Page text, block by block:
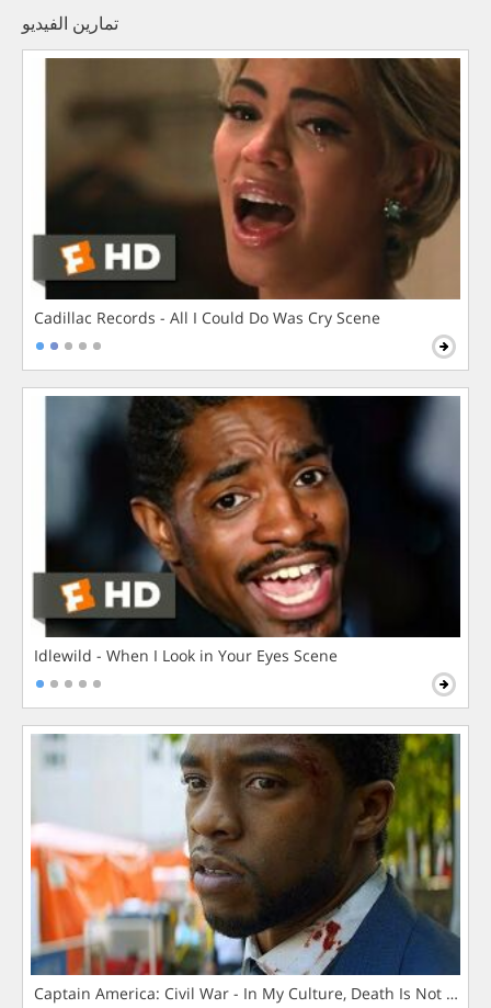
تمارين الفيديو
Cadillac Records - All I Could Do Was Cry Scene
Idlewild - When I Look in Your Eyes Scene
Captain America: Civil War - In My Culture, Death Is Not The